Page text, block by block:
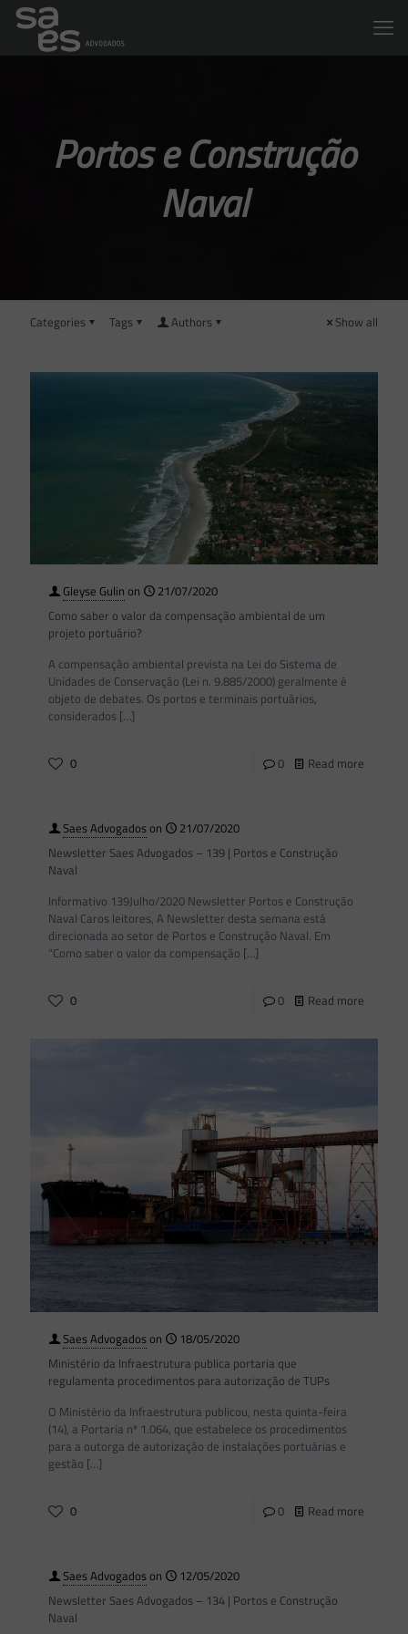
Portos e Construção
Naval
Categories Tags Authors Show all
Gleyse Gulin on
21/07/2020
Como saber o valor da compensação ambiental de um
projeto portuário?
A compensação ambiental prevista na Lei do Sistema de
Unidades de Conservação (Lei n. 9.885/2000) geralmente é
objeto de debates. Os portos e terminais portuários,
considerados […]
0 0 Read more
Saes Advogadoson
21/07/2020
Newsletter Saes Advogados – 139 | Portos e Construção
Naval
Informativo 139Julho/2020 Newsletter Portos e Construção
Naval Caros leitores, A Newsletter desta semana está
direcionada ao setor de Portos e Construção Naval. Em
“Como saber o valor da compensação […]
0 0 Read more
Saes Advogadoson
18/05/2020
Ministério da Infraestrutura publica portaria que
regulamenta procedimentos para autorização de TUPs
O Ministério da Infraestrutura publicou, nesta quinta-feira
(14), a Portaria nº 1.064, que estabelece os procedimentos
para a outorga de autorização de instalações portuárias e
gestão […]
0 0 Read more
Saes Advogadoson
12/05/2020
Newsletter Saes Advogados – 134 | Portos e Construção
Naval